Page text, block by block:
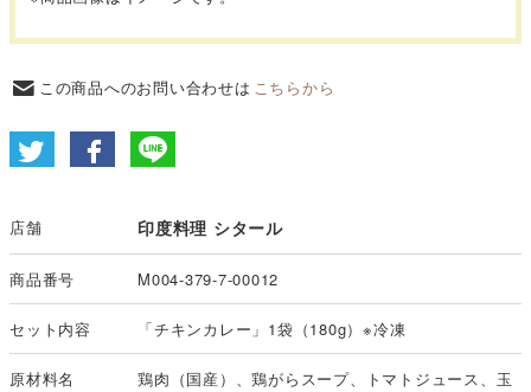
この商品へのお問い合わせは こちらから
店舗 印度料理 シタール
商品番号 M004-379-7-00012
セット内容 「チキンカレー」1袋（180g）※冷凍
原材料名
鶏肉（国産）、鶏がらスープ、トマトジュース、玉